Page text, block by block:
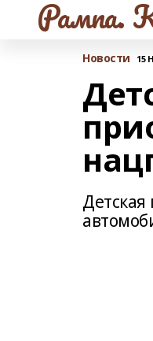
Рампа.
Новости 15